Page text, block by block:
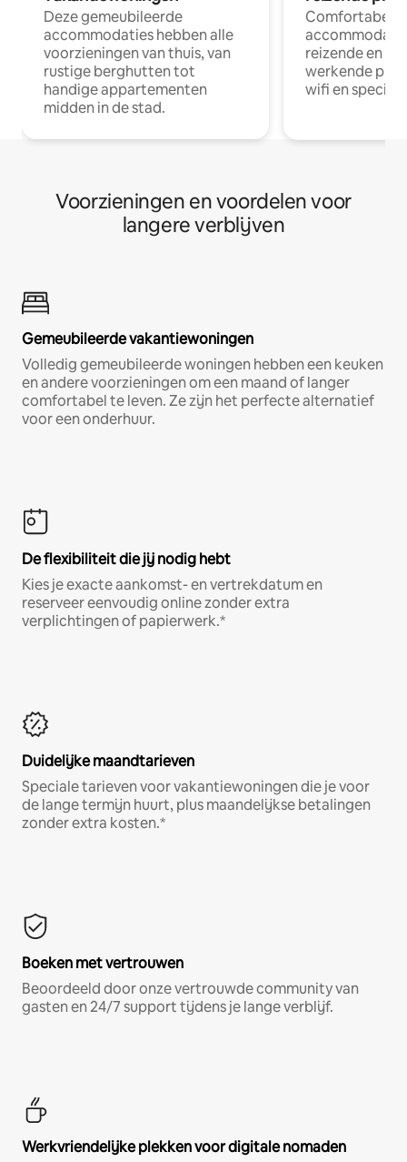
Deze gemeubileerde
accommodaties hebben alle
voorzieningen van thuis, van
rustige berghutten tot
handige appartementen
midden in de stad.
Comfortabele
reizende en
werkende
wifi en
Voorzieningen en voordelen voor
langere verblijven
Gemeubileerde vakantiewoningen
Volledig gemeubileerde woningen hebben een keuken
en andere voorzieningen om een maand of langer
comfortabel te leven. Ze zijn het perfecte alternatief
voor een onderhuur.
De flexibiliteit die jij nodig hebt
Kies je exacte aankomst- en vertrekdatum en
reserveer eenvoudig online zonder extra
verplichtingen of papierwerk.*
Duidelijke maandtarieven
Speciale tarieven voor vakantiewoningen die je voor
de lange termijn huurt, plus maandelijkse betalingen
zonder extra kosten.*
Boeken met vertrouwen
Beoordeeld door onze vertrouwde community van
gasten en 24/7 support tijdens je lange verblijf.
Werkvriendelijke plekken voor digitale nomaden